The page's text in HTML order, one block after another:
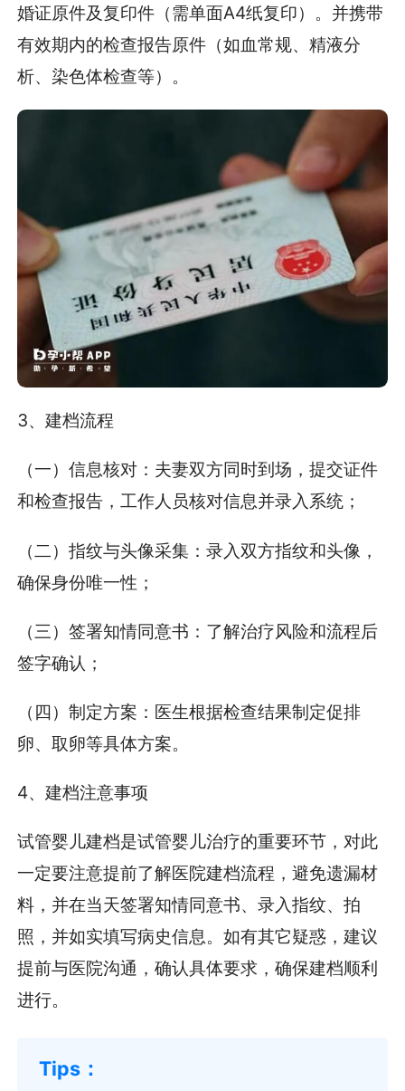
婚证原件及复印件（需单面A4纸复印）。并携带
有效期内的检查报告原件（如血常规、精液分
析、染色体检查等）。
3、建档流程
（一）信息核对：夫妻双方同时到场，提交证件
和检查报告，工作人员核对信息并录入系统；
（二）指纹与头像采集：录入双方指纹和头像，
确保身份唯一性；
（三）签署知情同意书：了解治疗风险和流程后
签字确认；
（四）制定方案：医生根据检查结果制定促排
卵、取卵等具体方案。
4、建档注意事项
试管婴儿建档是试管婴儿治疗的重要环节，对此
一定要注意提前了解医院建档流程，避免遗漏材
料，并在当天签署知情同意书、录入指纹、拍
照，并如实填写病史信息。如有其它疑惑，建议
提前与医院沟通，确认具体要求，确保建档顺利
进行。